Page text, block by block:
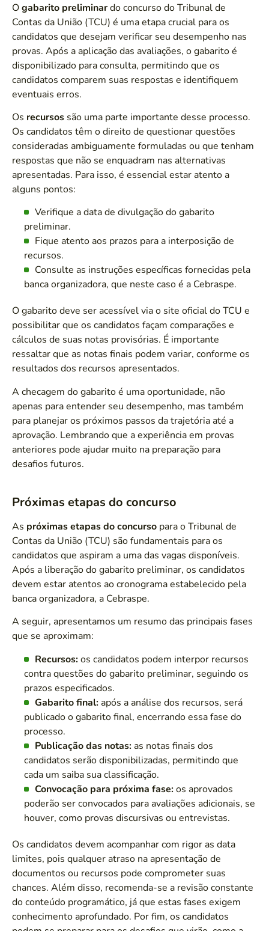
Ogabarito preliminardo concurso do Tribunal de
Contas da União (TCU) é uma etapa crucial para os
candidatos que desejam verificar seu desempenho nas
provas. Após a aplicação das avaliações, o gabarito é
disponibilizado para consulta, permitindo que os
candidatos comparem suas respostas e identifiquem
eventuais erros.
Os recursos são uma parte importante desse processo.
Os candidatos têm o direito de questionar questões
consideradas ambiguamente formuladas ou que tenham
respostas que não se enquadram nas alternativas
apresentadas. Para isso, é essencial estar atento a
alguns pontos:
Verifique a data de divulgação do gabarito
preliminar.
Fique atento aos prazos para a interposição de
recursos.
Consulte as instruções específicas fornecidas pela
banca organizadora, que neste caso é a Cebraspe.
O gabarito deve ser acessível via o site oficial do TCU e
possibilitar que os candidatos façam comparações e
cálculos de suas notas provisórias. É importante
ressaltar que as notas finais podem variar, conforme os
resultados dos recursos apresentados.
A checagem do gabarito é uma oportunidade, não
apenas para entender seu desempenho, mas também
para planejar os próximos passos da trajetória até a
aprovação. Lembrando que a experiência em provas
anteriores pode ajudar muito na preparação para
desafios futuros.
Próximas etapas do concurso
As próximas etapas do concurso para o Tribunal de
Contas da União (TCU) são fundamentais para os
candidatos que aspiram a uma das vagas disponíveis.
Após a liberação do gabarito preliminar, os candidatos
devem estar atentos ao cronograma estabelecido pela
banca organizadora, a Cebraspe.
A seguir, apresentamos um resumo das principais fases
que se aproximam:
Recursos:os candidatos podem interpor recursos
contra questões do gabarito preliminar, seguindo os
prazos especificados.
Gabarito final: após a análise dos recursos, será
publicado o gabarito final, encerrando essa fase do
processo.
Publicação das notas: as notas finais dos
candidatos serão disponibilizadas, permitindo que
cada um saiba sua classificação.
Convocação para próxima fase:os aprovados
poderão ser convocados para avaliações adicionais, se
houver, como provas discursivas ou entrevistas.
Os candidatos devem acompanhar com rigor as data
limites, pois qualquer atraso na apresentação de
documentos ou recursos pode comprometer suas
chances. Além disso, recomenda-se a revisão constante
do conteúdo programático, já que estas fases exigem
conhecimento aprofundado. Por fim, os candidatos